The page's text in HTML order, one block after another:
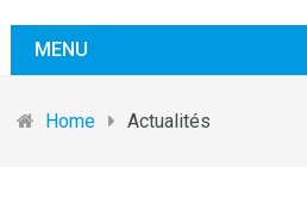
MENU
Home Actualités